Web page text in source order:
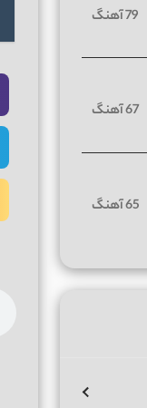
79 آهنگ
67 آهنگ
65 آهنگ